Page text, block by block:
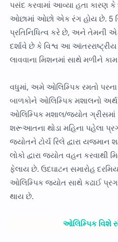
પસંદ કરવામાં આવ્યા હતા કારણ
ઓછામાં ઓછો એક રંગ હોય છે. 5
પ્રતિનિધિત્વ કરે છે, અને તેમની
દર્શાવે છે કે વિશ્વ આ આંતરરાષ્ટ્રીય
લાવવાના મિશનમાં સાથે મળીને
વધુમાં, અમે ઓલિમ્પિક રમતો
બાળકોને ઓલિમ્પિક મશાલનો
ઓલિમ્પિક મશાલ/જ્યોત ગ્રીસમાં
શરૂઆતના થોડા મહિના પહેલા
જ્યોતને ટોર્ચ રિલે દ્વારા
લોકો દ્વારા જ્યોત વહન કરવાથી
ફેલાય છે. ઉદઘાટન સમારોહ
ઓલિમ્પિક જ્યોત સાથે કઢાઈ
થાય છે.
ઓલિમ્પિક વિશે